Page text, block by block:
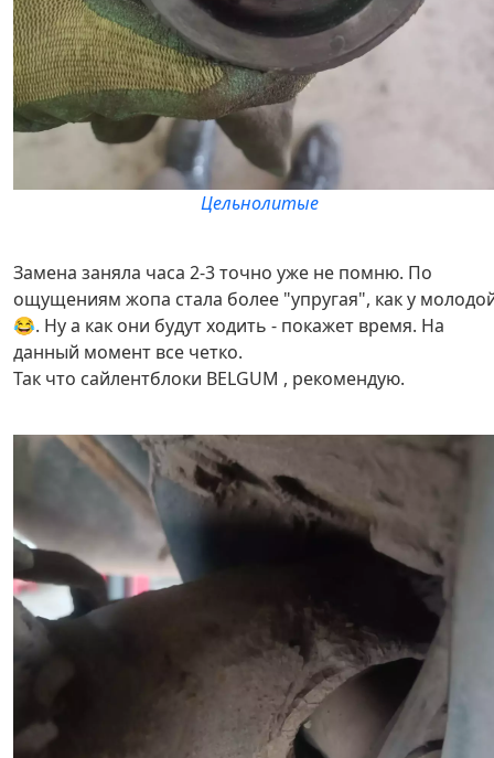
Цельнолитые
Замена заняла часа 2-3 точно уже не помню. По
ощущениям жопа стала более "упругая", как у
😂. Ну а как они будут ходить - покажет время. На
данный момент все четко.
Так что сайлентблоки BELGUM , рекомендую.